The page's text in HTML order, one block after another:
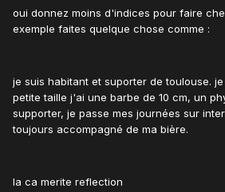
oui donnez moins d'indices pour faire
exemple faites quelque chose comme :
je suis habitant et suporter de toulouse.
petite taille j'ai une barbe de 10 cm, un
supporter, je passe mes journées sur
toujours accompagné de ma bière.
la ca merite reflection